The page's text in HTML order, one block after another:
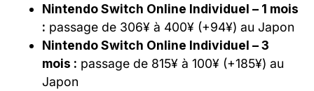
Nintendo Switch Online Individuel – 1 mois
: passage de 306¥ à 400¥ (+94¥) au Japon
Nintendo Switch Online Individuel – 3
mois : passage de 815¥ à 100¥ (+185¥) au
Japon